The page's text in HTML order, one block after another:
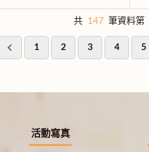
共 147 筆資料第
1 2 3 4 5
活動寫真